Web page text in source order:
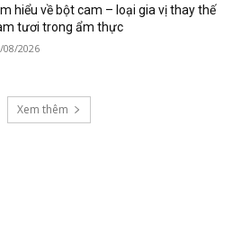
hiểu về bột cam – loại gia vị thay thế
tươi trong ẩm thực
08/2026
Xem thêm